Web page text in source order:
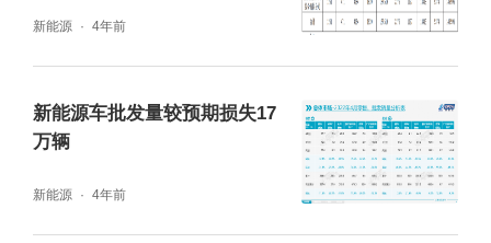
新能源 4年前
新能源车批发量较预期损失17
万辆
新能源 4年前